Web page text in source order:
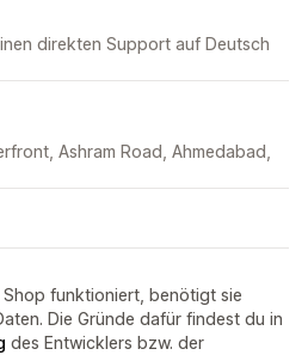
direkten Support auf Deutsch
Ashram Road, Ahmedabad,
Shop funktioniert, benötigt sie
Die Gründe dafür findest du in
des Entwicklers bzw. der